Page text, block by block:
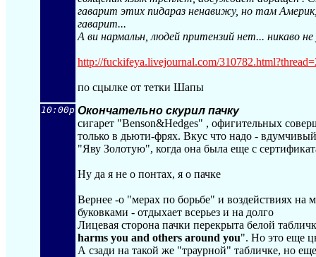
гаварит этих пидараз ненавижу, но там
гаварит...
А ви нармальн, людей притензий нет... никаво
http://fuckifeya.livejournal.com/310782.h
по сцылке от тетки Шапы
10:00p Окончательно скурил пачку
сигарет "Benson&Hedges" , офигительных
только в дьюти-фрях. Вкус что надо -
"Яву Золотую", когда она была еще с
Ну да я не о понтах, я о пачке
Вернее -о "мерах по борьбе" и воздействиях
буковками - отдыхает всерьез и на долго
Лицевая сторона пачки перекрыта белой
harms you and others around you". Но это еще
А сзади на такой же "траурной" табличке, но